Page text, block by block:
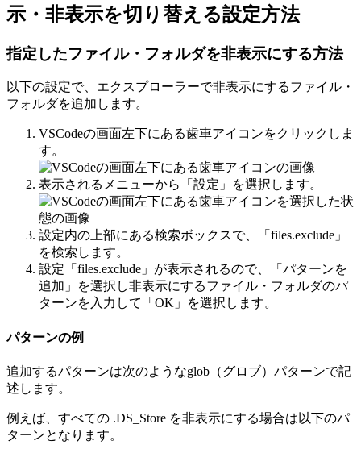
示・非表示を切り替える設定方法
指定したファイル・フォルダを非表示にする方法
以下の設定で、エクスプローラーで非表示にするファイル・
フォルダを追加します。
VSCodeの画面左下にある歯車アイコンをクリックしま
す。
表示されるメニューから「設定」を選択します。
設定内の上部にある検索ボックスで、「files.exclude」
を検索します。
設定「files.exclude」が表示されるので、「パターンを
追加」を選択し非表示にするファイル・フォルダのパ
ターンを入力して「OK」を選択します。
パターンの例
追加するパターンは次のようなglob（グロブ）パターンで記
述します。
例えば、すべての .DS_Store を非表示にする場合は以下のパ
ターンとなります。